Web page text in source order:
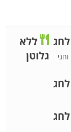
ללא
גלוטן